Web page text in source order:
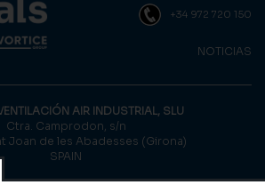
+34 972 720 150
NOTICIAS
AIR INDUSTRIAL, SLU
Ctra. Camprodon, s/n
Joan de les Abadesses (Girona)
SPAIN
legal